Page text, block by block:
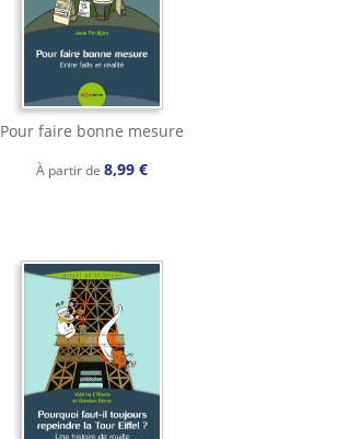
Pour faire bonne mesure
À partir de 8,99 €